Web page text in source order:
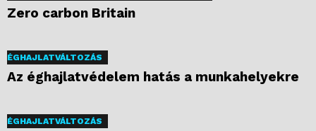
Zero carbon Britain
ÉGHAJLATVÁLTOZÁS
Az éghajlatvédelem hatás a munkahelyekre
ÉGHAJLATVÁLTOZÁS